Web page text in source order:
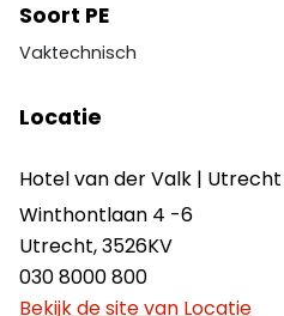
Soort PE
Vaktechnisch
Locatie
Hotel van der Valk | Utrecht
Winthontlaan 4 -6
Utrecht,3526KV
030 8000 800
Bekijk de site van Locatie